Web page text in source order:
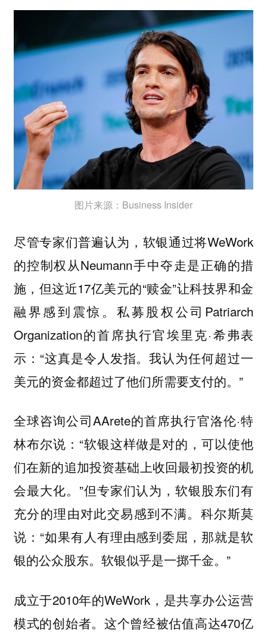
图片来源：Business Insider
尽管专家们普遍认为，软银通过将WeWork
的控制权从Neumann手中夺走是正确的措
施，但这近17亿美元的“赎金”让科技界和金
融界感到震惊。私募股权公司Patriarch
Organization的首席执行官埃里克·希弗表
示：“这真是令人发指。我认为任何超过一
美元的资金都超过了他们所需要支付的。”
全球咨询公司AArete的首席执行官洛伦·特
林布尔说：“软银这样做是对的，可以使他
们在新的追加投资基础上收回最初投资的机
会最大化。”但专家们认为，软银股东们有
充分的理由对此交易感到不满。科尔斯莫
说：“如果有人有理由感到委屈，那就是软
银的公众股东。软银似乎是一掷千金。”
成立于2010年的WeWork，是共享办公运营
模式的创始者。这个曾经被估值高达470亿